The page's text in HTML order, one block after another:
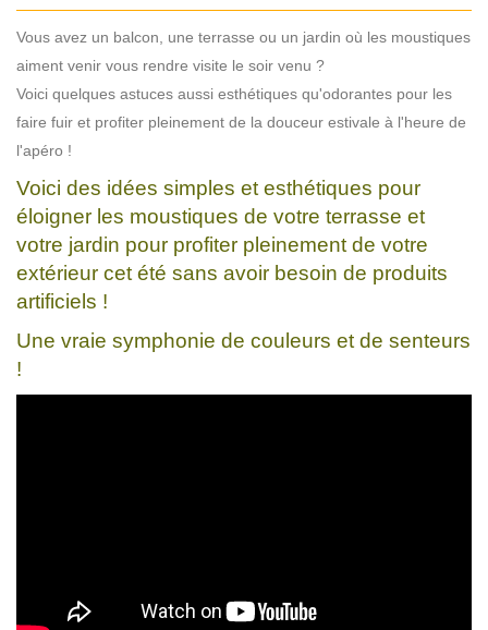
Vous avez un balcon, une terrasse ou un jardin où les moustiques
aiment venir vous rendre visite le soir venu ?
Voici quelques astuces aussi esthétiques qu'odorantes pour les
faire fuir et profiter pleinement de la douceur estivale à l'heure de
l'apéro !
Voici des idées simples et esthétiques pour
éloigner les moustiques de votre terrasse et
votre jardin pour profiter pleinement de votre
extérieur cet été sans avoir besoin de produits
artificiels !
Une vraie symphonie de couleurs et de senteurs
!